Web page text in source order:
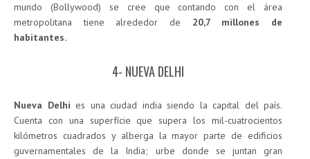
mundo (Bollywood) se cree que contando con el área
metropolitana tiene alrededor de 20,7 millones de
habitantes.
4- NUEVA DELHI
Nueva Delhi es una ciudad india siendo la capital del país.
Cuenta con una superfície que supera los mil-cuatrocientos
kilómetros cuadrados y alberga la mayor parte de edificios
guvernamentales de la India; urbe donde se juntan gran